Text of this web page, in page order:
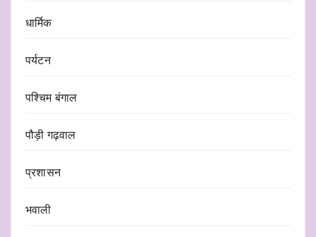
धार्मिक
पर्यटन
पश्चिम बंगाल
पौड़ी गढ़वाल
प्रशासन
भवाली